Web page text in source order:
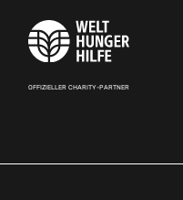
OFFIZIELLER CHARITY-PARTNER